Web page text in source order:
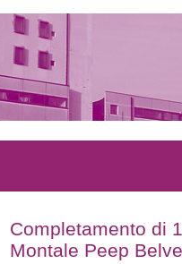
Completamento di
Montale Peep